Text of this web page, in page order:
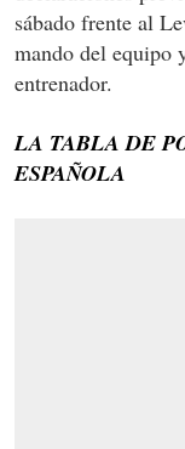
sábado frente al
mando del equipo
entrenador.
LA TABLA DE
ESPAÑOLA